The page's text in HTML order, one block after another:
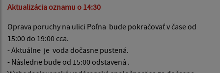
Aktualizácia oznamu o 14:30
Oprava poruchy na ulici Poľna bude pokračovať v čase od
15:00 do 19:00 cca.
- Aktuálne je voda dočasne pustená.
- Následne bude od 15:00 odstavená .